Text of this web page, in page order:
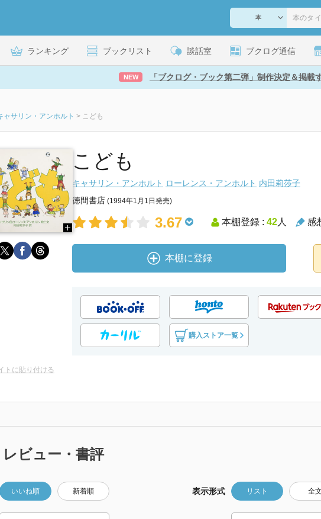
ランキング ブックリスト 談話室 ブクログ通信
NEW 「ブクログ・ブック第二弾」制作決定＆掲載
ャサリン・アンホルト > こども
こども
キャサリン・アンホルト ローレンス・アンホルト 内田莉莎子
徳間書店 (1994年1月1日発売)
3.67 本棚登録 : 42人 感
本棚に登録
購入ストア一覧
トに貼り付ける
ビュー・書評
いいね順 新着順 表示形式 リスト 全文